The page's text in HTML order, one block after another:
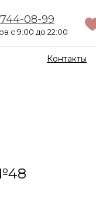
08-99
с 9:00 до 22:00
Контакты